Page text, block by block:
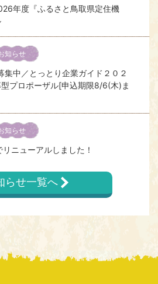
ー 学生限定！見て・食べて・ミニ
開催のお知らせ
イベント
ー（倉吉市、琴浦町）」 9/5(土)－
・解散
イベント
とっとりインターンフェスタin大
イベント
年度『ふるさと鳥取県定住機
知らせ
集中／とっとり企業ガイド２０２
プロポーザル[申込期限8/6(木)ま
知らせ
リニューアルしました！
人情報
イトへ移動します】
らせ一覧へ